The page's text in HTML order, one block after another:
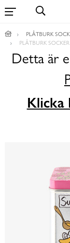
PLÅTBURK
PLÅTBURK
Detta är
Klicka